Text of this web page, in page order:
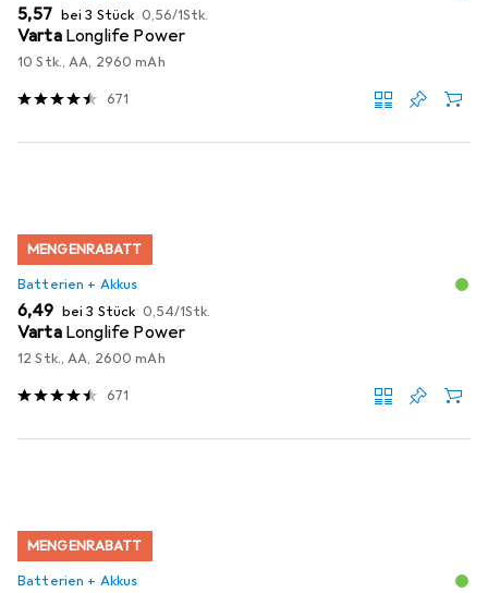
EUR
5,57 bei 3 Stück EUR
0,56/1Stk.
Varta Longlife Power
10 Stk., AA, 2960 mAh
671
MENGENRABATT
Batterien + Akkus
EUR
6,49 bei 3 Stück EUR
0,54/1Stk.
Varta Longlife Power
12 Stk., AA, 2600 mAh
671
MENGENRABATT
Batterien + Akkus